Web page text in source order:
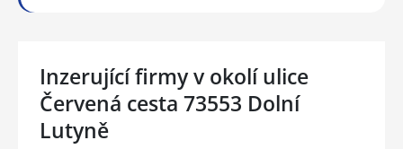
Inzerující firmy v okolí ulice
Červená cesta 73553 Dolní
Lutyně